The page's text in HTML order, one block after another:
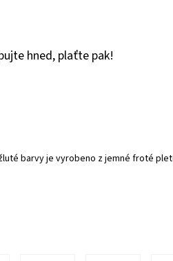
hned, plaťte pak!
barvy je vyrobeno z jemné froté